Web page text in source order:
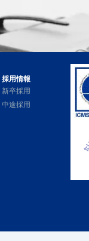
採用情報
新卒採用
中途採用